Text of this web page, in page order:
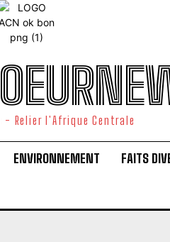
- Relier l'Afrique Centrale
ENVIRONNEMENT FAITS